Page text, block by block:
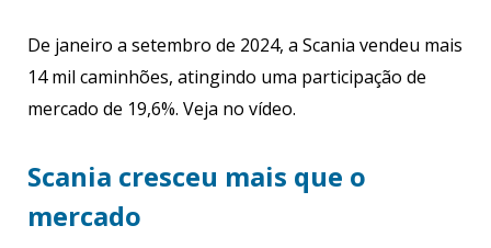
De janeiro a setembro de 2024, a Scania vendeu mais
14 mil caminhões, atingindo uma participação de
mercado de 19,6%. Veja no vídeo.
Scania cresceu mais que o
mercado